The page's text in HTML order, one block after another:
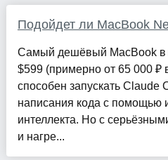
Подойдет ли MacBook
Самый дешёвый MacBook в
$599 (примерно от 65 000 ₽
способен запускать Claude
написания кода с помощью
интеллекта. Но с
и нагре...